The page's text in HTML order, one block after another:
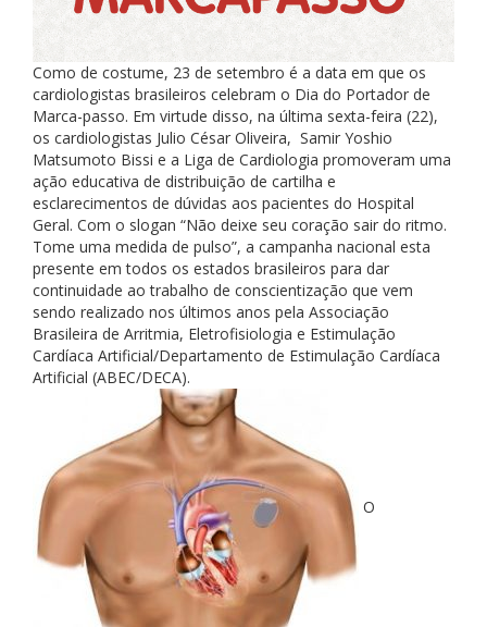
Como de costume, 23 de setembro é a data em que os
cardiologistas brasileiros celebram o Dia do Portador de
Marca-passo. Em virtude disso, na última sexta-feira (22),
os cardiologistas Julio César Oliveira, Samir Yoshio
Matsumoto Bissi e a Liga de Cardiologia promoveram uma
ação educativa de distribuição de cartilha e
esclarecimentos de dúvidas aos pacientes do Hospital
Geral. Com o slogan “Não deixe seu coração sair do ritmo.
Tome uma medida de pulso”, a campanha nacional esta
presente em todos os estados brasileiros para dar
continuidade ao trabalho de conscientização que vem
sendo realizado nos últimos anos pela Associação
Brasileira de Arritmia, Eletrofisiologia e Estimulação
Cardíaca Artificial/Departamento de Estimulação Cardíaca
Artificial (ABEC/DECA).
O